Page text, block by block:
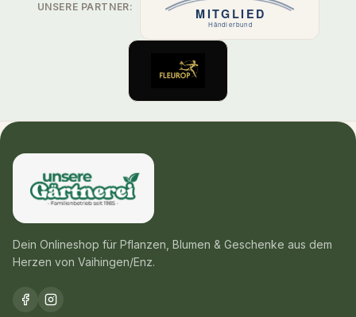
UNSERE PARTNER:
Dein Onlineshop für Pflanzen, Blumen & Geschenke aus dem
Herzen von Vaihingen/Enz.